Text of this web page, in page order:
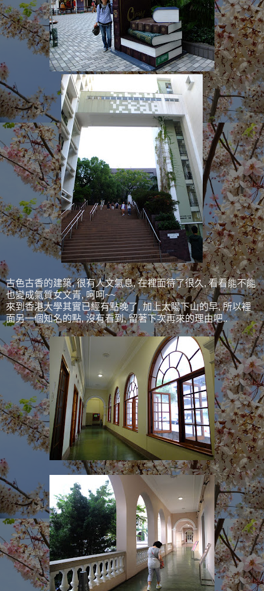
古色古香的建築, 很有人文氣息, 在裡面待了很久, 看看能不能
也變成氣質女文青, 呵呵~~
來到香港大學其實已經有點晚了, 加上太陽下山的早, 所以裡
面另一個知名的點, 沒有看到, 留著下次再來的理由吧..